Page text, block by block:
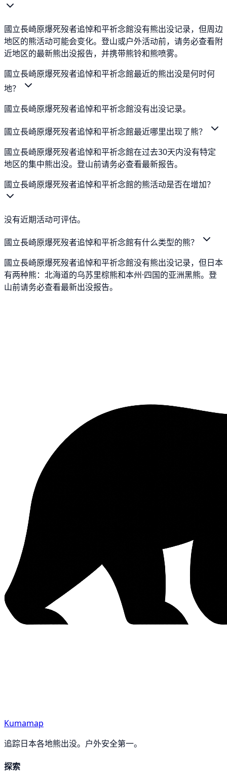
國立長崎原爆死歿者追悼和平祈念館没有熊出没记录，但周边
地区的熊活动可能会变化。登山或户外活动前，请务必查看附
近地区的最新熊出没报告，并携带熊铃和熊喷雾。
國立長崎原爆死歿者追悼和平祈念館最近的熊出没是何时何
地？
國立長崎原爆死歿者追悼和平祈念館没有出没记录。
國立長崎原爆死歿者追悼和平祈念館最近哪里出现了熊？
國立長崎原爆死歿者追悼和平祈念館在过去30天内没有特定
地区的集中熊出没。登山前请务必查看最新报告。
國立長崎原爆死歿者追悼和平祈念館的熊活动是否在增加？
没有近期活动可评估。
國立長崎原爆死歿者追悼和平祈念館有什么类型的熊？
國立長崎原爆死歿者追悼和平祈念館没有熊出没记录，但日本
有两种熊：北海道的乌苏里棕熊和本州·四国的亚洲黑熊。登
山前请务必查看最新出没报告。
Kumamap
追踪日本各地熊出没。户外安全第一。
探索